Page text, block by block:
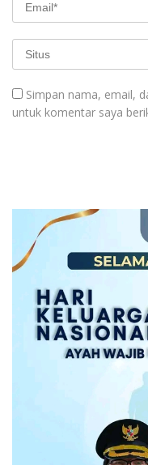
Simpan nama, email,
untuk komentar saya